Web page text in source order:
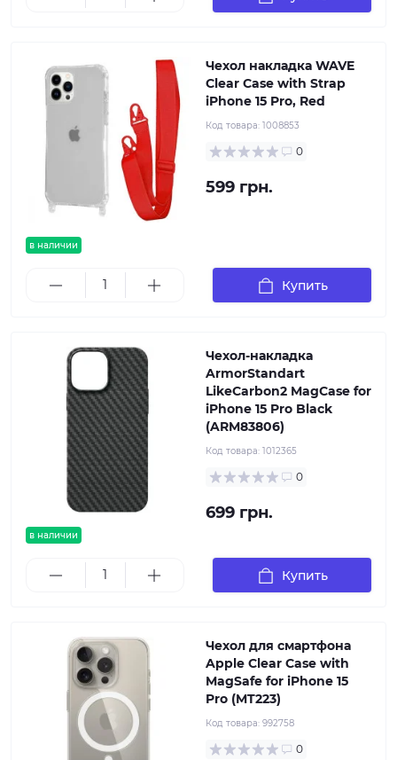
в наличии
Чехол накладка WAVE
Clear Case with Strap
iPhone 15 Pro, Red
Код товара: 1008853
0
599 грн.
Купить
в наличии
Чехол-накладка
ArmorStandart
LikeCarbon2 MagCase for
iPhone 15 Pro Black
(ARM83806)
Код товара: 1012365
0
699 грн.
Купить
Чехол для смартфона
Apple Clear Case with
MagSafe for iPhone 15
Pro (MT223)
Код товара: 992758
0